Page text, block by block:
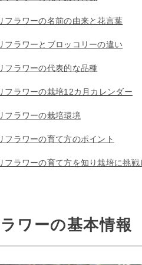
フラワーの名前の由来と花言葉
フラワーとブロッコリーの違い
フラワーの代表的な品種
フラワーの栽培12カ月カレンダー
フラワーの栽培環境
フラワーの育て方のポイント
フラワーの育て方を知り栽培に挑戦
ワーの基本情報